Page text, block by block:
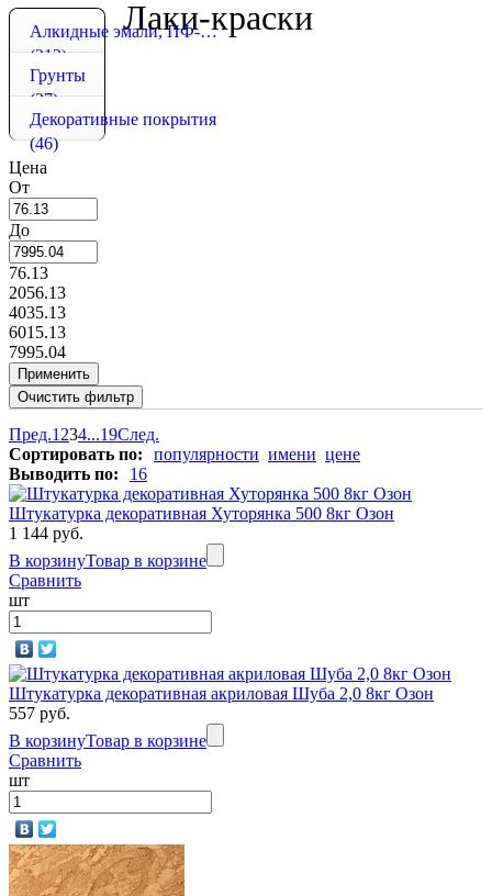
Алкидные эмали, ПФ-115, ПФ-266
(213)
Грунты
(27)
Декоративные покрытия
(46)
Цена
От
До
76.13
2056.13
4035.13
6015.13
7995.04
Лаки-краски
Пред.1 234...19След.
Сортировать по:
популярности имени цене
Выводить по:
16
Штукатурка декоративная Хуторянка 500 8кг Озон
1 144 руб.
В корзинуТовар в корзине
Сравнить
шт
Штукатурка декоративная акриловая Шуба 2,0 8кг Озон
557 руб.
В корзинуТовар в корзине
Сравнить
шт